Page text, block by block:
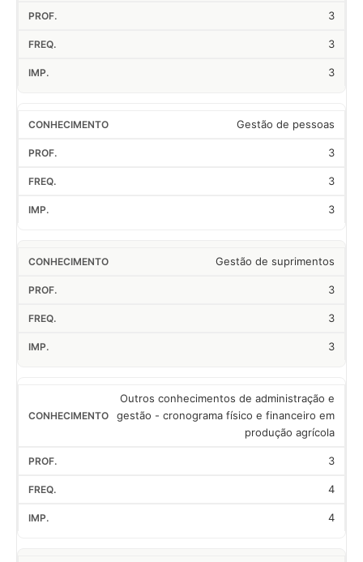
3
3
3
Gestão de pessoas
3
3
3
Gestão de suprimentos
3
3
3
Outros conhecimentos de administração e
gestão - cronograma físico e financeiro em
produção agrícola
3
4
4